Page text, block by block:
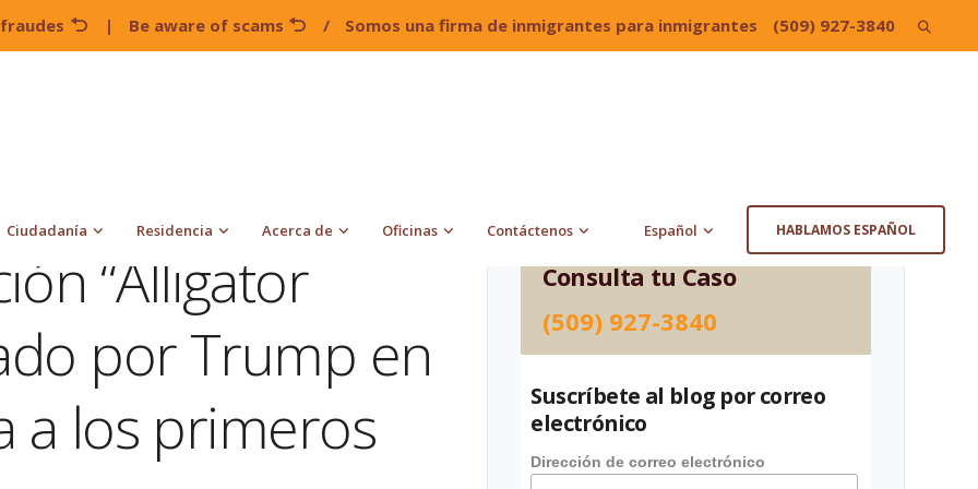
| Be aware of scams / Somos una firma de inmigrantes para inmigrantes (509) 927-3840 Search
Ciudadanía Residencia Acerca de Oficinas Contáctenos Español HABLAMOS ESPAÑOL
“Alligator
por Trump en
a los primeros
Consulta tu Caso
(509) 927-3840
Suscríbete al blog por correo
electrónico
Dirección de correo electrónico